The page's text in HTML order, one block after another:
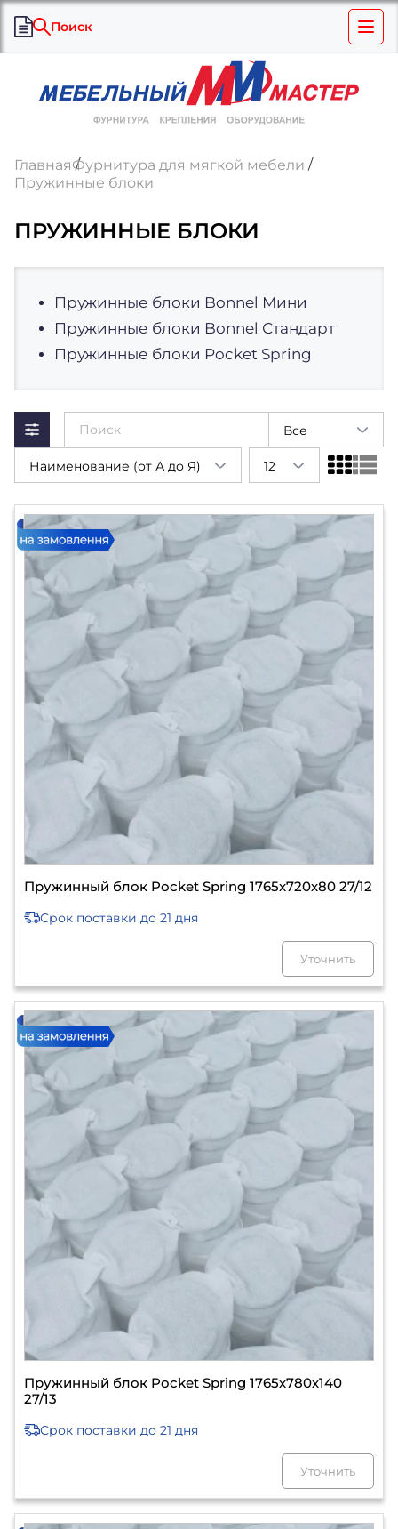
Поиск
ГлавнаяФурнитура для мягкой мебели
Пружинные блоки
ПРУЖИННЫЕ БЛОКИ
Пружинные блоки Bonnel Мини
Пружинные блоки Bonnel Стандарт
Пружинные блоки Pocket Spring
Все
Наименование (от А до Я) 12
Пружинный блок Pocket Spring 1765х720х80 27/12
Срок поставки до 21 дня
Уточнить
Пружинный блок Pocket Spring 1765х780х140
27/13
Срок поставки до 21 дня
Уточнить